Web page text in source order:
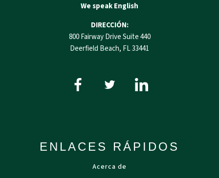
We speak English
DIRECCIÓN:
800 Fairway Drive Suite 440
Deerfield Beach, FL 33441
ENLACES RÁPIDOS
Acerca de